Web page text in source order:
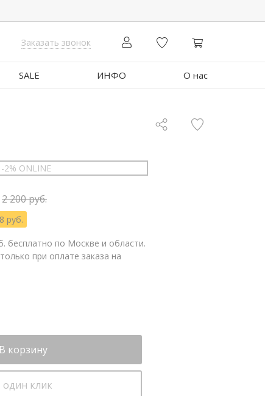
Заказать звонок
SALE ИНФО О нас
-2% ONLINE
2 200 руб.
руб.
бесплатно по Москве и области.
при оплате заказа на
В корзину
один клик